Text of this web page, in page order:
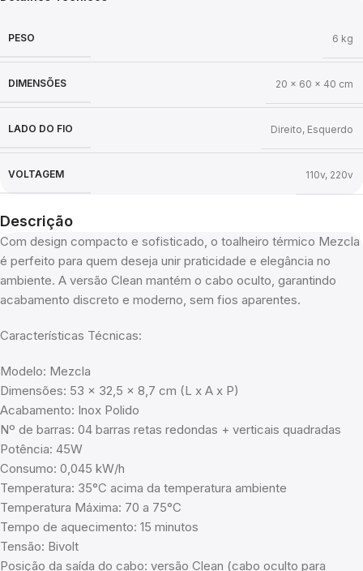
PESO 6 kg
DIMENSÕES 20 × 60 × 40 cm
LADO DO FIO Direito, Esquerdo
VOLTAGEM 110v, 220v
Descrição
Com design compacto e sofisticado, o toalheiro térmico Mezcla
é perfeito para quem deseja unir praticidade e elegância no
ambiente. A versão Clean mantém o cabo oculto, garantindo
acabamento discreto e moderno, sem fios aparentes.
Características Técnicas:
Modelo: Mezcla
Dimensões: 53 x 32,5 x 8,7 cm (L x A x P)
Acabamento: Inox Polido
Nº de barras: 04 barras retas redondas + verticais quadradas
Potência: 45W
Consumo: 0,045 kW/h
Temperatura: 35°C acima da temperatura ambiente
Temperatura Máxima: 70 a 75°C
Tempo de aquecimento: 15 minutos
Tensão: Bivolt
Posição da saída do cabo: versão Clean (cabo oculto para